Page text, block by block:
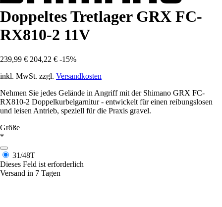
Doppeltes Tretlager GRX FC-
RX810-2 11V
239,99 € 204,22 € -15%
inkl. MwSt. zzgl. Versandkosten
Nehmen Sie jedes Gelände in Angriff mit der Shimano GRX FC-
RX810-2 Doppelkurbelgarnitur - entwickelt für einen reibungslosen
und leisen Antrieb, speziell für die Praxis gravel.
Größe
*
31/48T
Dieses Feld ist erforderlich
Versand in 7 Tagen